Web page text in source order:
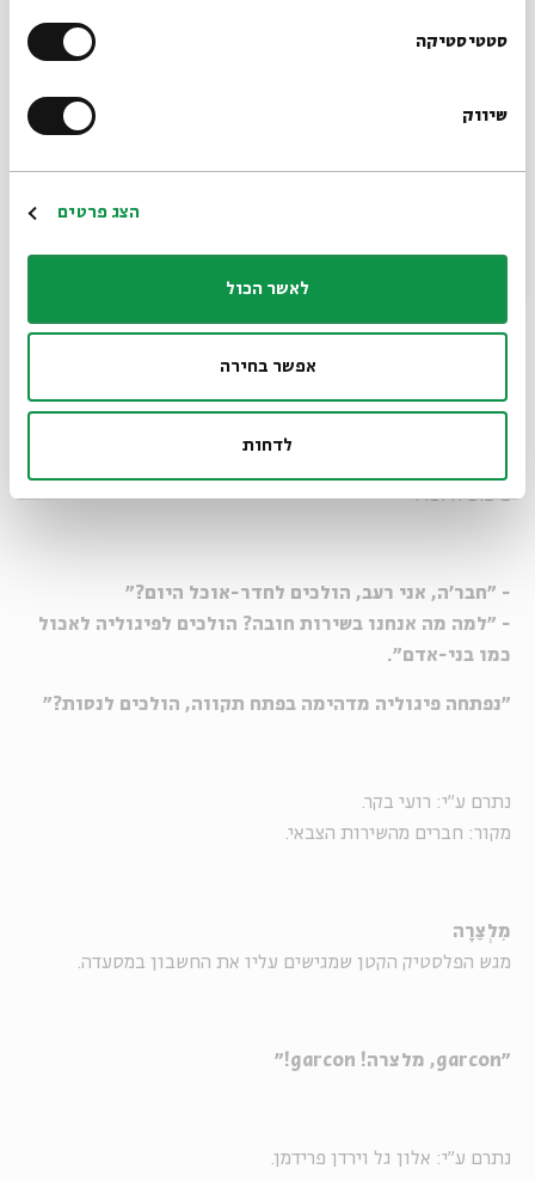
סטטיסטיקה
שיווק
הצג פרטים
לאשר הכול
אפשר בחירה
לדחות
- "איפה אתם? אני לא רואה אתכם."
- "אה"
- "מה קורה, גבר?"
פיגוליה
מסעדה המתמחה ב-"על-האש" מעבר לדלפק. מהמילה "פיגולים",
פיצוציה וכו'.
- "חבר'ה, אני רעב, הולכים לחדר-אוכל היום?"
- "למה מה אנחנו בשירות חובה? הולכים לפיגוליה לאכול
כמו בני-אדם".
"נפתחה פיגוליה מדהימה בפתח תקווה, הולכים לנסות?"
נתרם ע"י: רועי בקר.
מקור: חברים מהשירות הצבאי.
מִלְצַרָה
מגש הפלסטיק הקטן שמגישים עליו את החשבון במסעדה.
"
garcon, מלצרה! garcon
!"
נתרם ע"י: אלון גל וירדן פרידמן.